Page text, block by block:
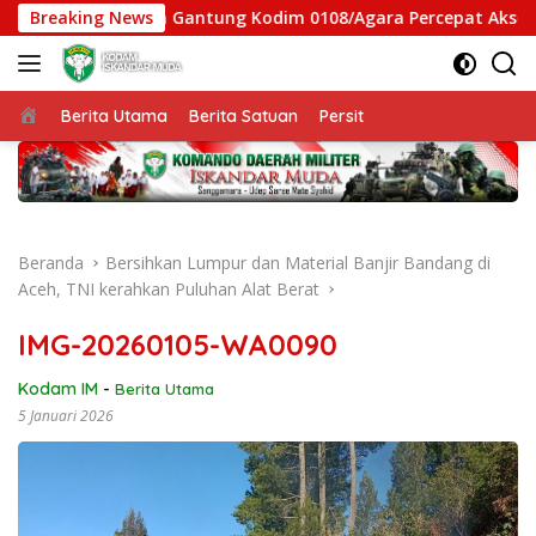
Langsung
ke
konten
Breaking News
Jembatan Gantung Kodim 0108/Agara Percepat Akses
Beranda
Berita Utama Berita Satuan Persit
Beranda
Bersihkan Lumpur dan Material Banjir Bandang di
Aceh, TNI kerahkan Puluhan Alat Berat
IMG-20260105-WA0090
Kodam IM - Berita Utama
5 Januari 2026